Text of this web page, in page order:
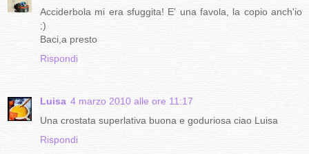
Acciderbola mi era sfuggita! E' una favola, la copio anch'io
;)
Baci,a presto
Rispondi
Luisa 4 marzo 2010 alle ore 11:17
Una crostata superlativa buona e goduriosa ciao Luisa
Rispondi